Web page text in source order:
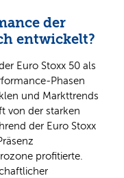
der
entwickelt?
Euro Stoxx 50 als
Phasen
und Markttrends
von der starken
der Euro Stoxx
profitierte.